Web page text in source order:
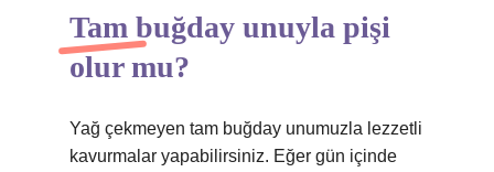
Tam buğday unuyla pişi
olur mu?
Yağ çekmeyen tam buğday unumuzla lezzetli
kavurmalar yapabilirsiniz. Eğer gün içinde